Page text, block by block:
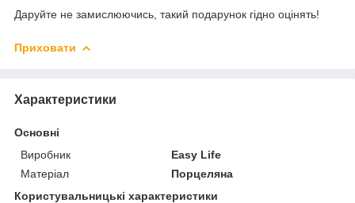
Даруйте не замислюючись, такий подарунок гідно оцінять!
Приховати
Характеристики
Основні
Виробник
Easy Life
Матеріал
Порцеляна
Користувальницькі характеристики